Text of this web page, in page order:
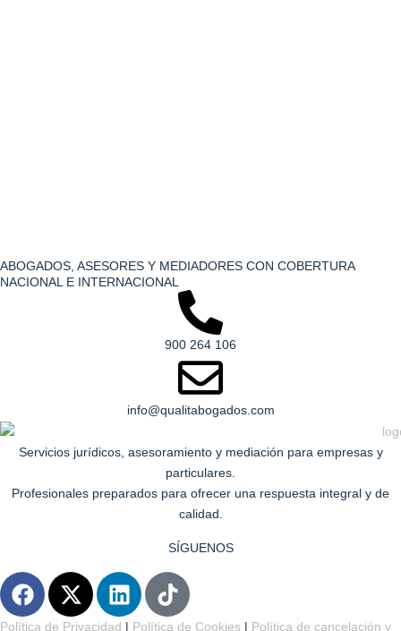
ABOGADOS, ASESORES Y MEDIADORES CON COBERTURA
NACIONAL E INTERNACIONAL
900 264 106
info@qualitabogados.com
Servicios jurídicos, asesoramiento y mediación para empresas y
particulares.
Profesionales preparados para ofrecer una respuesta integral y de
calidad.
SÍGUENOS
F
a
X
-
L
i
T
i
Política de Privacidad | Política de Cookies | Política de cancelación y